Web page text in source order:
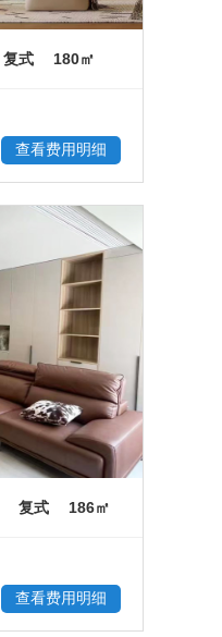
复式 180㎡
查看费用明细
复式 186㎡
查看费用明细